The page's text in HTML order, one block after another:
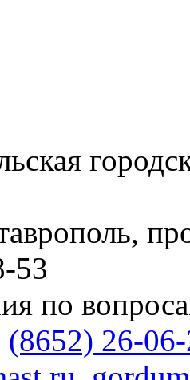
53
по
(8652) 26-